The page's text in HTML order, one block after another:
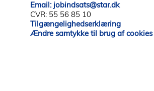
Email: jobindsats@star.dk
CVR: 55 56 85 10
Tilgængelighedserklæring
Ændre samtykke til brug af cookies